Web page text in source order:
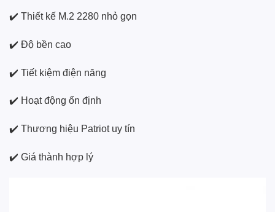
✔️ Thiết kế M.2 2280 nhỏ gọn
✔️ Độ bền cao
✔️ Tiết kiệm điện năng
✔️ Hoạt động ổn định
✔️ Thương hiệu Patriot uy tín
✔️ Giá thành hợp lý